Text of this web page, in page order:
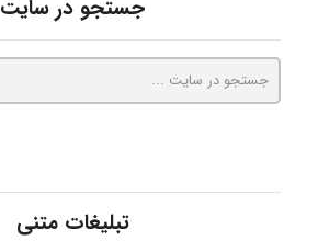
جستجو در سایت
تبلیغات متنی